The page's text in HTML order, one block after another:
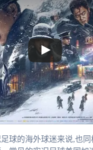
球的海外球迷来说,也同